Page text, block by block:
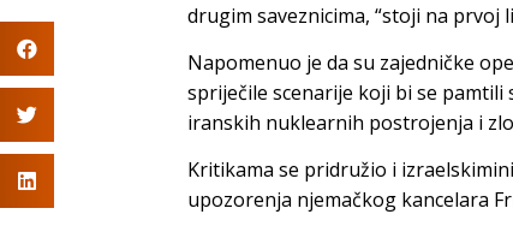
drugim saveznicima, “stoji na prvoj
Napomenuo je da su zajedničke
spriječile scenarije koji bi se pamtili
iranskih nuklearnih postrojenja i
Kritikama se pridružio i
upozorenja njemačkog kancelara